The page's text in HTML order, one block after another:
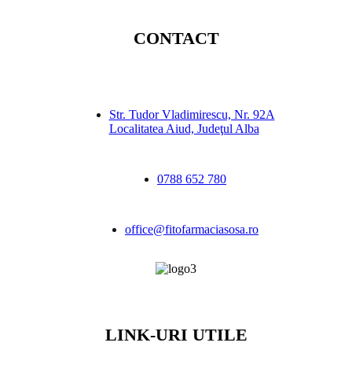
CONTACT
Str. Tudor Vladimirescu, Nr. 92A
Localitatea Aiud, Judeţul Alba
0788 652 780
office@fitofarmaciasosa.ro
LINK-URI UTILE